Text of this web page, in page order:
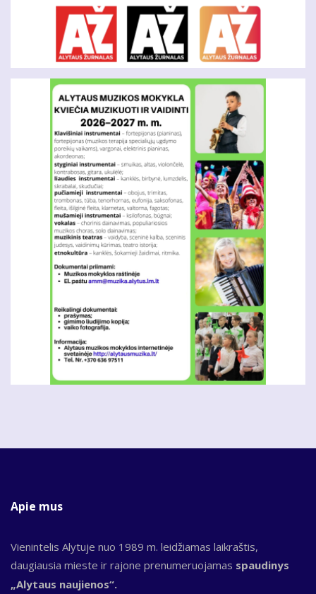
Apie mus
Vienintelis Alytuje nuo 1989 m. leidžiamas laikraštis,
daugiausia mieste ir rajone prenumeruojamas spaudinys
„Alytaus naujienos“.